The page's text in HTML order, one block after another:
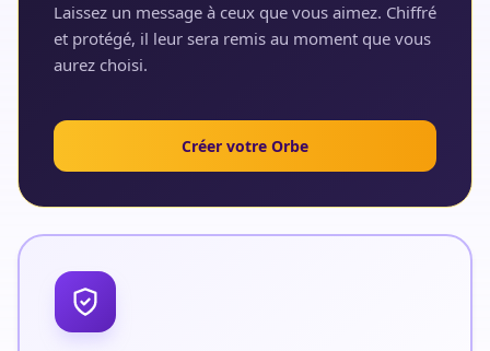
Laissez un message à ceux que vous aimez. Chiffré
et protégé, il leur sera remis au moment que vous
aurez choisi.
Créer votre Orbe